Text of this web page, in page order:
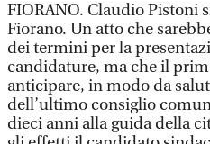
FIORANO. Claudio Pistoni
Fiorano. Un atto che
dei termini per la
candidature, ma che il
anticipare, in modo da
dell’ultimo consiglio
dieci anni alla guida della